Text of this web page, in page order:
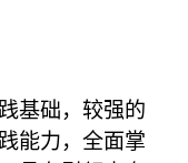
基础，较强的
能力，全面掌